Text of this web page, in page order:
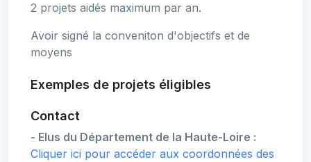
2 projets aidés maximum par an.
Avoir signé la conveniton d'objectifs et de
moyens
Exemples de projets éligibles
Contact
- Elus du Département de la Haute-Loire :
Cliquer ici pour accéder aux coordonnées des